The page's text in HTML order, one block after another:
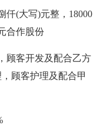
仟(大写)元整，18000
合作股份
顾客开发及配合乙方
顾客护理及配合甲